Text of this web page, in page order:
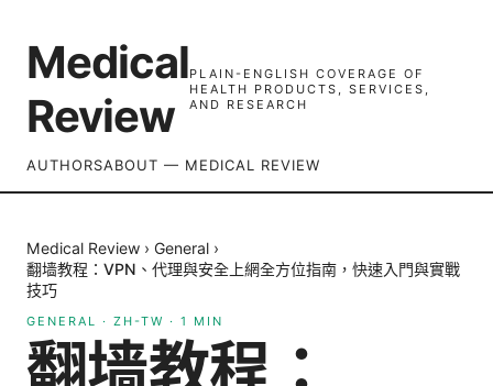
Medical
Review
PLAIN-ENGLISH COVERAGE OF
HEALTH PRODUCTS, SERVICES,
AND RESEARCH
AUTHORSABOUT — MEDICAL REVIEW
Medical Review › General ›
翻墙教程：VPN、代理與安全上網全方位指南，快速入門與實戰
技巧
GENERAL · ZH-TW · 1 MIN
翻墙教程：